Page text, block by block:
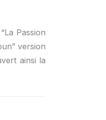
Passion
version
ainsi la